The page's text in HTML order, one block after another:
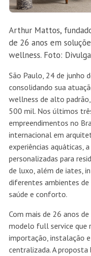
Arthur Mattos,
de 26 anos em
wellness. Foto:
São Paulo, 24 de junho
consolidando sua
wellness de alto
500 mil. Nos últimos
empreendimentos no
internacional em
experiências aquáticas,
personalizadas para
de luxo, além de iates,
diferentes ambientes
saúde e conforto.
Com mais de 26 anos
modelo full service que
importação, instalação
centralizada. A